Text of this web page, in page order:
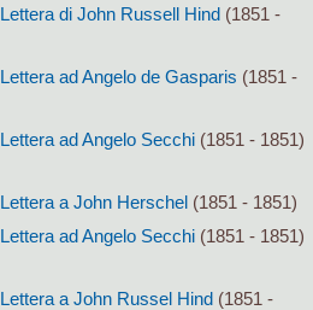
Lettera di John Russell Hind (1851 -
Lettera ad Angelo de Gasparis (1851 -
Lettera ad Angelo Secchi (1851 - 1851)
Lettera a John Herschel (1851 - 1851)
Lettera ad Angelo Secchi (1851 - 1851)
Lettera a John Russel Hind (1851 -